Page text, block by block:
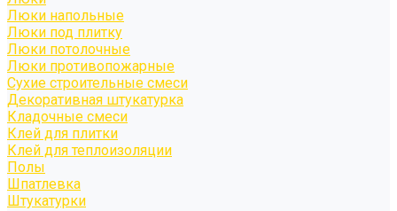
Люки напольные
Люки под плитку
Люки потолочные
Люки противопожарные
Сухие строительные смеси
Декоративная штукатурка
Кладочные смеси
Клей для плитки
Клей для теплоизоляции
Полы
Шпатлевка
Штукатурки